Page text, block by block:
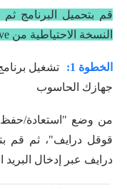
قم بتحميل البرنامج
النسخة الاحتياطية من Google Drive للايفون:
الخطوة 1:
جهازك الحاسوب
من وضع "استعادة/
قوقل درايف"، ثم قم
درايف عبر إدخال البريد